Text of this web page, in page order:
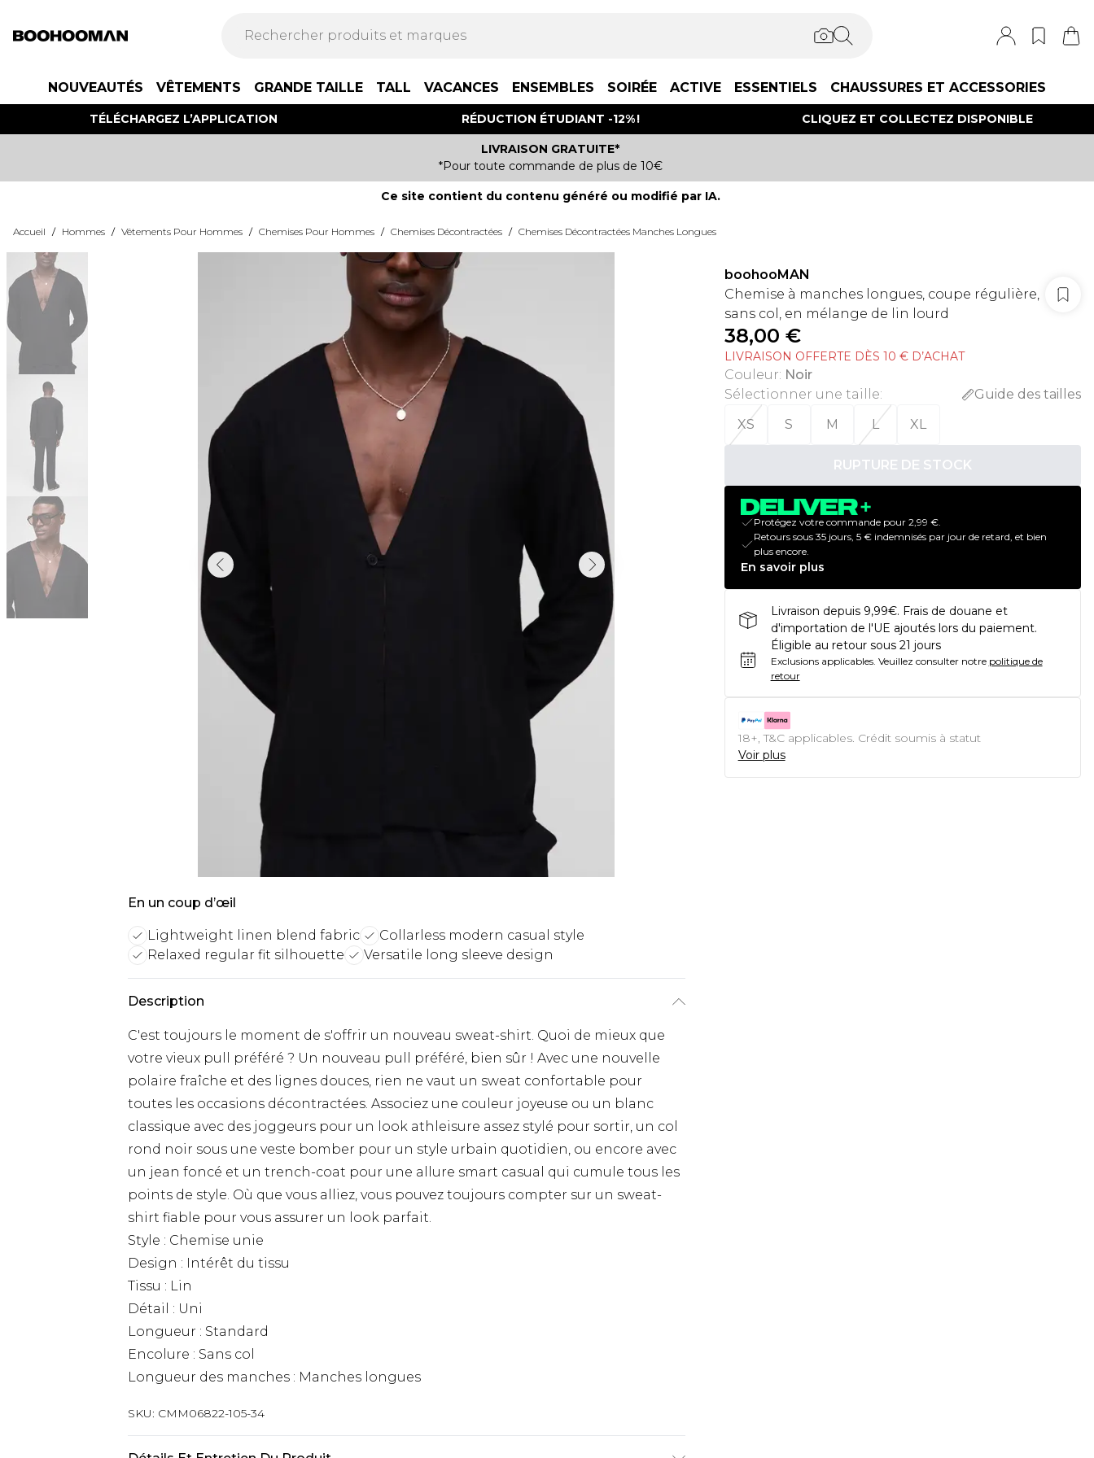
NOUVEAUTÉS VÊTEMENTS GRANDE TAILLE TALL VACANCES ENSEMBLES SOIRÉE ACTIVE ESSENTIELS CHAUSSURES ET ACCESSORIES
TÉLÉCHARGEZ L’APPLICATION RÉDUCTION ÉTUDIANT -12% ! CLIQUEZ ET COLLECTEZ DISPONIBLE
LIVRAISON GRATUITE*
*Pour toute commande de plus de 10€
Ce site contient du contenu généré ou modifié par IA.
Accueil / Hommes / Vêtements Pour Hommes / Chemises Pour Hommes / Chemises Décontractées / Chemises Décontractées Manches Longues
En un coup d’œil
Lightweight linen blend fabric
Collarless modern casual style
Relaxed regular fit silhouette
Versatile long sleeve design
Description
C'est toujours le moment de s'offrir un nouveau sweat-shirt. Quoi de mieux que
votre vieux pull préféré ? Un nouveau pull préféré, bien sûr ! Avec une nouvelle
polaire fraîche et des lignes douces, rien ne vaut un sweat confortable pour
toutes les occasions décontractées. Associez une couleur joyeuse ou un blanc
classique avec des joggeurs pour un look athleisure assez stylé pour sortir, un col
rond noir sous une veste bomber pour un style urbain quotidien, ou encore avec
un jean foncé et un trench-coat pour une allure smart casual qui cumule tous les
points de style. Où que vous alliez, vous pouvez toujours compter sur un sweat-
shirt fiable pour vous assurer un look parfait.
Style : Chemise unie
Design : Intérêt du tissu
Tissu : Lin
Détail : Uni
Longueur : Standard
Encolure : Sans col
Longueur des manches : Manches longues
SKU: CMM06822-105-34
boohooMAN
Chemise à manches longues, coupe régulière,
sans col, en mélange de lin lourd
38,00 €
LIVRAISON OFFERTE DÈS 10 € D’ACHAT
Couleur: Noir
Sélectionner une taille:
Guide des tailles
XS
S M L XL
RUPTURE DE STOCK
Protégez votre commande pour 2,99 €.
Retours sous 35 jours, 5 € indemnisés par jour de retard, et bien
plus encore.
En savoir plus
Livraison depuis 9,99€. Frais de douane et
d'importation de l'UE ajoutés lors du paiement.
Éligible au retour sous 21 jours
Exclusions applicables. Veuillez consulter notre politique de
retour
18+, T&C applicables. Crédit soumis à statut
Voir plus